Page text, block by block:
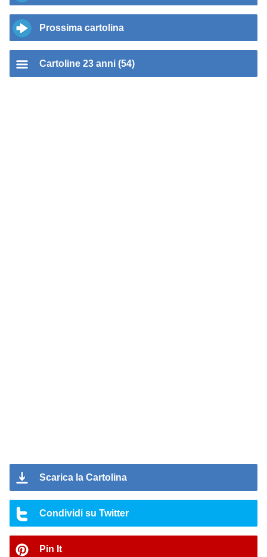
Prossima cartolina
Cartoline 23 anni (54)
Scarica la Cartolina
Condividi su Twitter
Pin It